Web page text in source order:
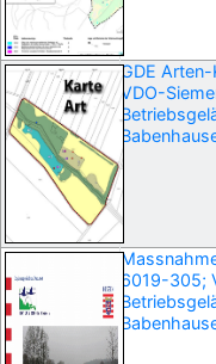
GDE
VDO-
6019-305;